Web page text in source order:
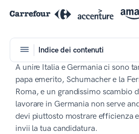
Indice dei contenuti
A unire Italia e Germania ci sono
papa emerito, Schumacher e la
Roma, e un grandissimo scambio
lavorare in Germania non serve
devi piuttosto mostrare efficienza
invii la tua candidatura.